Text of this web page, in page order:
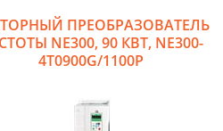
ПРЕОБРАЗОВАТЕЛЬ
NE300, 90 КВТ, NE300-
4T0900G/1100P